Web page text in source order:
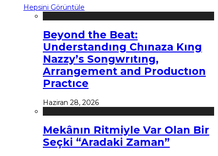
Hepsini Görüntüle
Beyond the Beat:
Understandıng Chınaza Kıng
Nazzy’s Songwrıtıng,
Arrangement and Productıon
Practıce
Haziran 28, 2026
Mekânın Ritmiyle Var Olan Bir
Seçki “Aradaki Zaman”